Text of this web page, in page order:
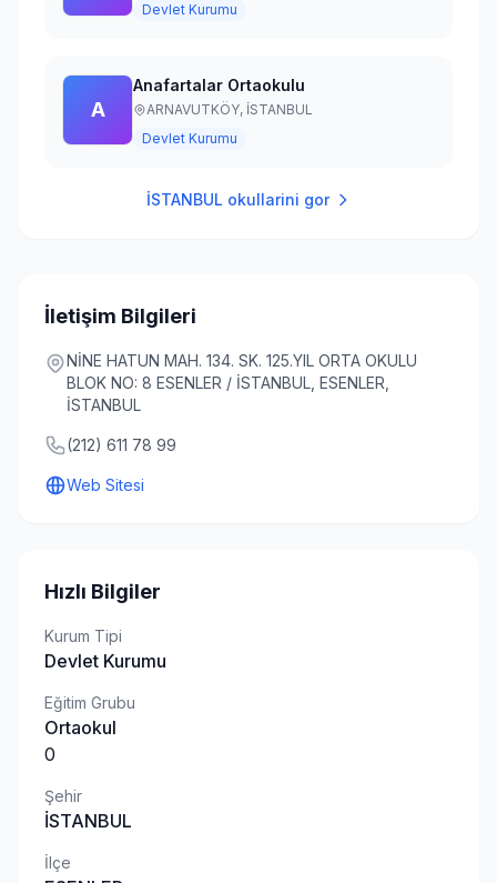
Devlet Kurumu
A
Anafartalar Ortaokulu
ARNAVUTKÖY, İSTANBUL
Devlet Kurumu
İSTANBUL okullarini gor
İletişim Bilgileri
NİNE HATUN MAH. 134. SK. 125.YIL ORTA OKULU
BLOK NO: 8 ESENLER / İSTANBUL, ESENLER,
İSTANBUL
(212) 611 78 99
Web Sitesi
Hızlı Bilgiler
Kurum Tipi
Devlet Kurumu
Eğitim Grubu
Ortaokul
0
Şehir
İSTANBUL
İlçe